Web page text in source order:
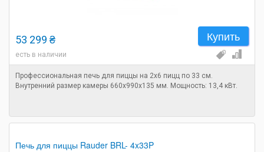
Купить
53 299 ₴
есть в наличии
Профессиональная печь для пиццы на 2х6 пицц по 33 см.
Внутренний размер камеры 660x990x135 мм. Мощность: 13,4 кВт.
Печь для пиццы Rauder BRL- 4x33P